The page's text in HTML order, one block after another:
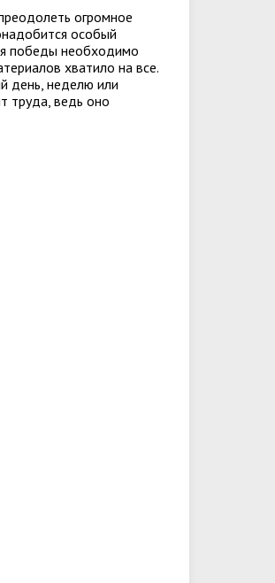
огромное
особый
победы необходимо
хватило на все.
день, неделю или
труда, ведь оно